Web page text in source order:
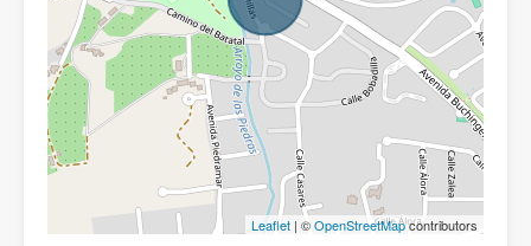
Leaflet | ©OpenStreetMapcontributors